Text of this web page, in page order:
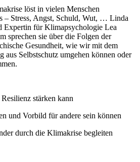
löst in vielen Menschen
– Stress, Angst, Schuld, Wut, … Linda
Expertin für Klimapsychologie Lea
sprechen sie über die Folgen der
Gesundheit, wie wir mit dem
aus Selbstschutz umgehen können oder
stärken kann
und Vorbild für andere sein können
durch die Klimakrise begleiten